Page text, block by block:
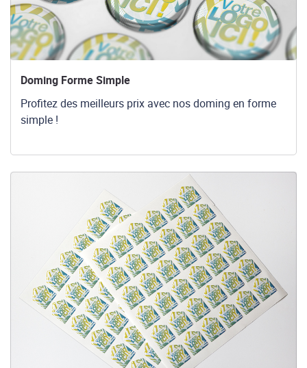
Doming Forme Simple
Profitez des meilleurs prix avec nos doming en forme
simple !